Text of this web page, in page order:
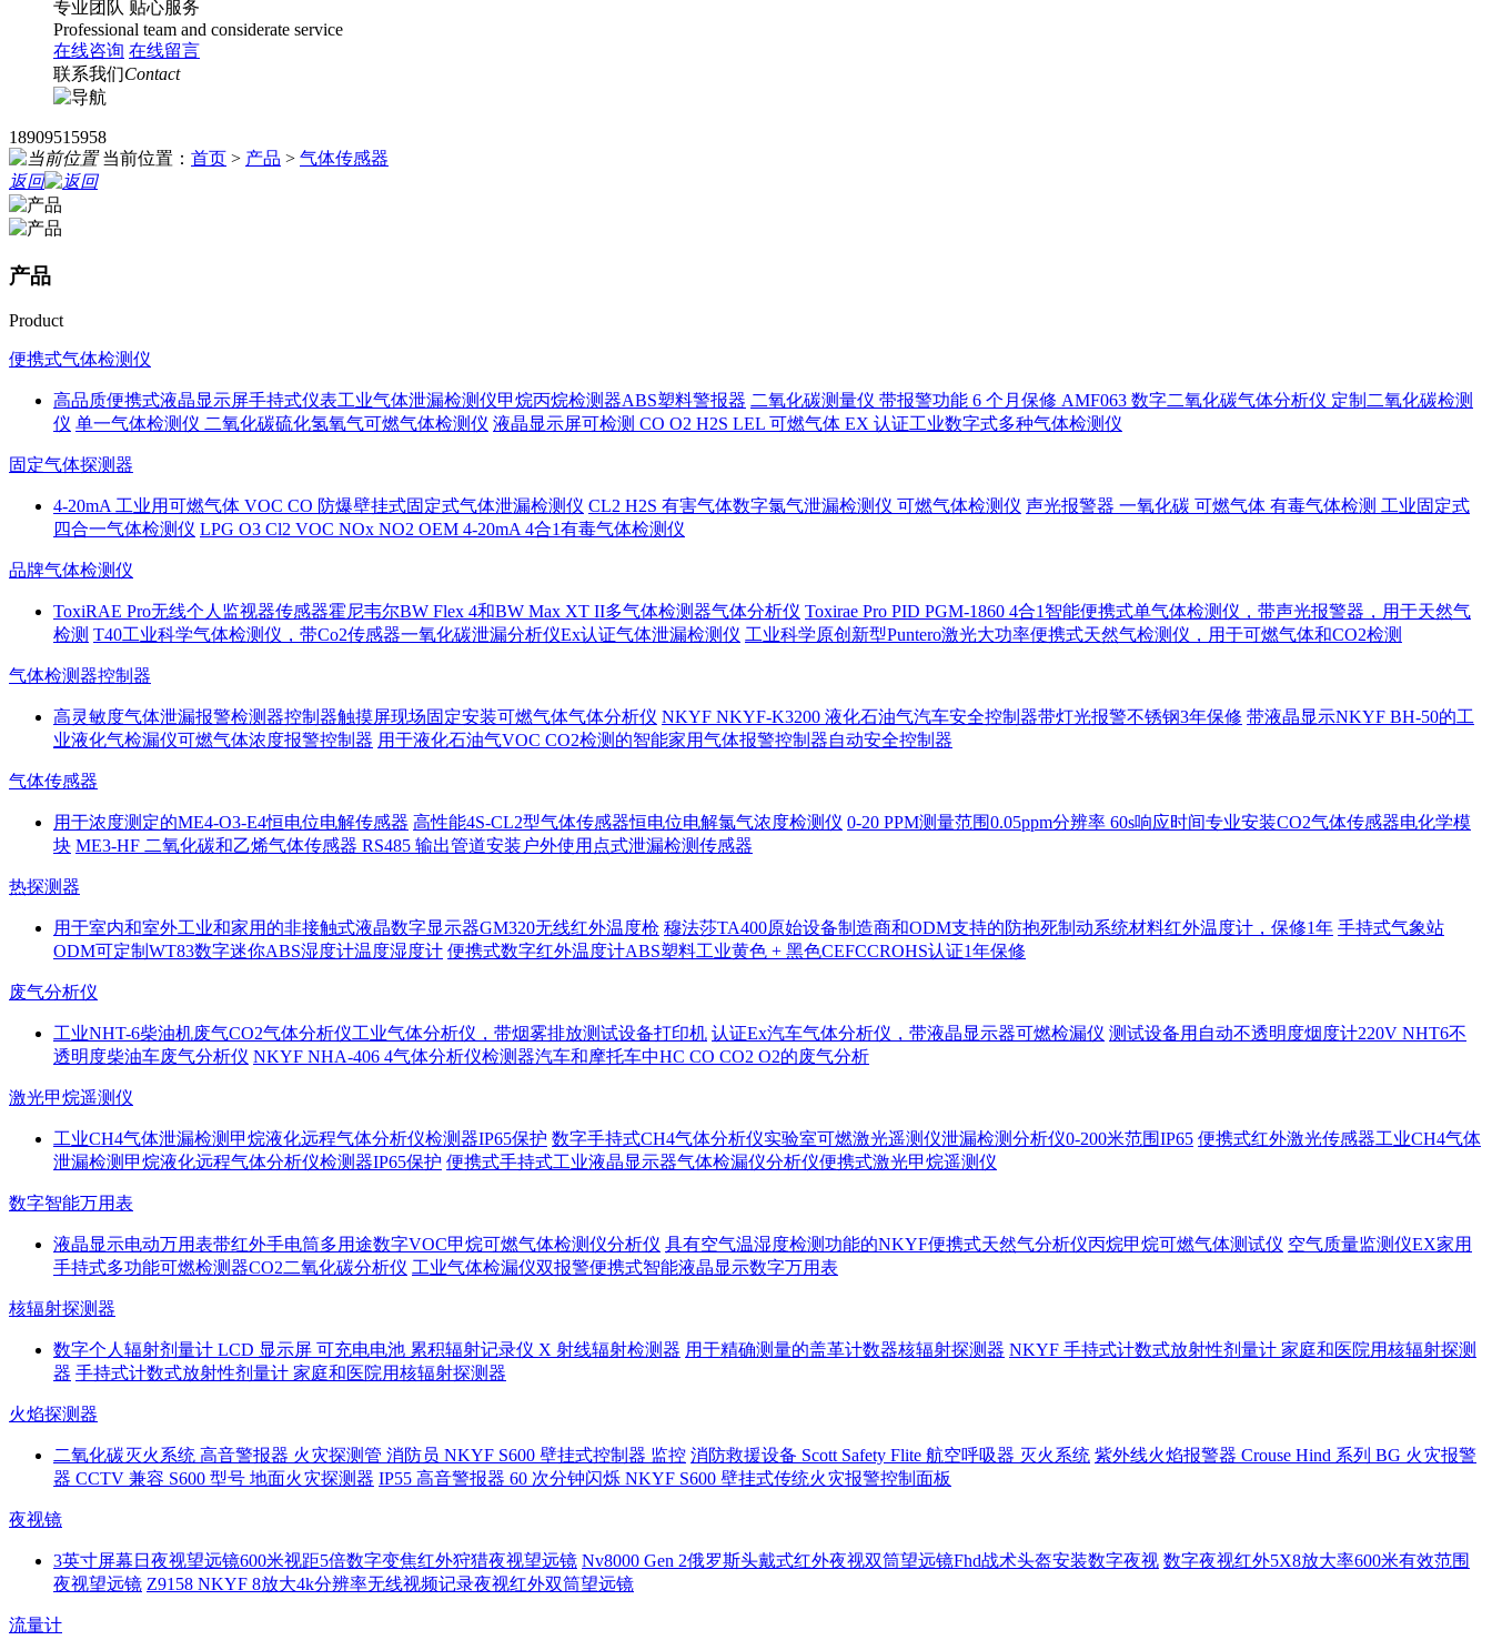
专业团队 贴心服务
Professional team and considerate service
在线咨询 在线留言
联系我们Contact
18909515958
当前位置： 首页 > 产品 > 气体传感器
返回
产品
Product
便携式气体检测仪
高品质便携式液晶显示屏手持式仪表工业气体泄漏检测仪甲烷丙烷检测器ABS塑料警报器 二氧化碳测量仪 带报警功能 6 个月保修 AMF063 数字二氧化碳气体分析仪 定制二氧化碳检测
仪 单一气体检测仪 二氧化碳硫化氢氧气可燃气体检测仪 液晶显示屏可检测 CO O2 H2S LEL 可燃气体 EX 认证工业数字式多种气体检测仪
固定气体探测器
4-20mA 工业用可燃气体 VOC CO 防爆壁挂式固定式气体泄漏检测仪 CL2 H2S 有害气体数字氯气泄漏检测仪 可燃气体检测仪 声光报警器 一氧化碳 可燃气体 有毒气体检测 工业固定式
四合一气体检测仪 LPG O3 Cl2 VOC NOx NO2 OEM 4-20mA 4合1有毒气体检测仪
品牌气体检测仪
ToxiRAE Pro无线个人监视器传感器霍尼韦尔BW Flex 4和BW Max XT II多气体检测器气体分析仪 Toxirae Pro PID PGM-1860 4合1智能便携式单气体检测仪，带声光报警器，用于天然气
检测 T40工业科学气体检测仪，带Co2传感器一氧化碳泄漏分析仪Ex认证气体泄漏检测仪 工业科学原创新型Puntero激光大功率便携式天然气检测仪，用于可燃气体和CO2检测
气体检测器控制器
高灵敏度气体泄漏报警检测器控制器触摸屏现场固定安装可燃气体气体分析仪 NKYF NKYF-K3200 液化石油气汽车安全控制器带灯光报警不锈钢3年保修 带液晶显示NKYF BH-50的工
业液化气检漏仪可燃气体浓度报警控制器 用于液化石油气VOC CO2检测的智能家用气体报警控制器自动安全控制器
气体传感器
用于浓度测定的ME4-O3-E4恒电位电解传感器 高性能4S-CL2型气体传感器恒电位电解氯气浓度检测仪 0-20 PPM测量范围0.05ppm分辨率 60s响应时间专业安装CO2气体传感器电化学模
块 ME3-HF 二氧化碳和乙烯气体传感器 RS485 输出管道安装户外使用点式泄漏检测传感器
热探测器
用于室内和室外工业和家用的非接触式液晶数字显示器GM320无线红外温度枪 穆法莎TA400原始设备制造商和ODM支持的防抱死制动系统材料红外温度计，保修1年 手持式气象站
ODM可定制WT83数字迷你ABS湿度计温度湿度计 便携式数字红外温度计ABS塑料工业黄色 + 黑色CEFCCROHS认证1年保修
废气分析仪
工业NHT-6柴油机废气CO2气体分析仪工业气体分析仪，带烟雾排放测试设备打印机 认证Ex汽车气体分析仪，带液晶显示器可燃检漏仪 测试设备用自动不透明度烟度计220V NHT6不
透明度柴油车废气分析仪 NKYF NHA-406 4气体分析仪检测器汽车和摩托车中HC CO CO2 O2的废气分析
激光甲烷遥测仪
工业CH4气体泄漏检测甲烷液化远程气体分析仪检测器IP65保护 数字手持式CH4气体分析仪实验室可燃激光遥测仪泄漏检测分析仪0-200米范围IP65 便携式红外激光传感器工业CH4气体
泄漏检测甲烷液化远程气体分析仪检测器IP65保护 便携式手持式工业液晶显示器气体检漏仪分析仪便携式激光甲烷遥测仪
数字智能万用表
液晶显示电动万用表带红外手电筒多用途数字VOC甲烷可燃气体检测仪分析仪 具有空气温湿度检测功能的NKYF便携式天然气分析仪丙烷甲烷可燃气体测试仪 空气质量监测仪EX家用
手持式多功能可燃检测器CO2二氧化碳分析仪 工业气体检漏仪双报警便携式智能液晶显示数字万用表
核辐射探测器
数字个人辐射剂量计 LCD 显示屏 可充电电池 累积辐射记录仪 X 射线辐射检测器 用于精确测量的盖革计数器核辐射探测器 NKYF 手持式计数式放射性剂量计 家庭和医院用核辐射探测
器 手持式计数式放射性剂量计 家庭和医院用核辐射探测器
火焰探测器
二氧化碳灭火系统 高音警报器 火灾探测管 消防员 NKYF S600 壁挂式控制器 监控 消防救援设备 Scott Safety Flite 航空呼吸器 灭火系统 紫外线火焰报警器 Crouse Hind 系列 BG 火灾报警
器 CCTV 兼容 S600 型号 地面火灾探测器 IP55 高音警报器 60 次分钟闪烁 NKYF S600 壁挂式传统火灾报警控制面板
夜视镜
3英寸屏幕日夜视望远镜600米视距5倍数字变焦红外狩猎夜视望远镜 Nv8000 Gen 2俄罗斯头戴式红外夜视双筒望远镜Fhd战术头盔安装数字夜视 数字夜视红外5X8放大率600米有效范围
夜视望远镜 Z9158 NKYF 8放大4k分辨率无线视频记录夜视红外双筒望远镜
流量计